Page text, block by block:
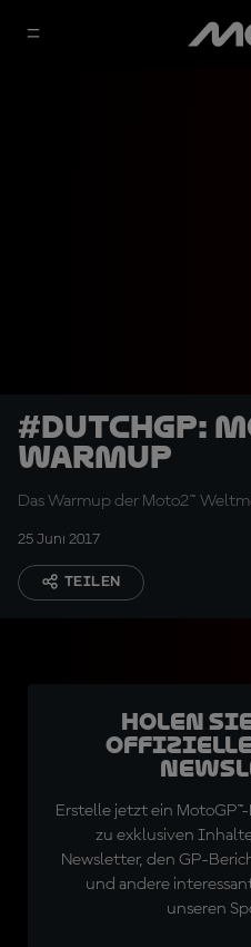
#DutchGP:
Warmup
Das Warmup der Moto2™
25 Juni 2017
TEILEN
Holen
Erstelle jetzt ein
zu exklusiven
Newsletter, den GP-
und andere
unseren